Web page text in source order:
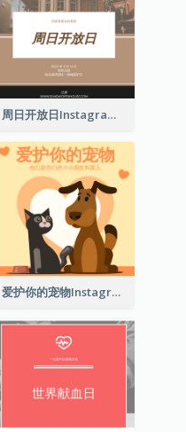
周日开放日Instagram帖子
爱护你的宠物Instagram帖子